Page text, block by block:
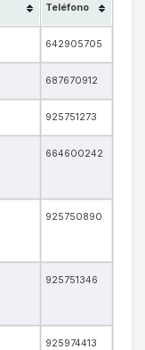
Teléfono
642905705
687670912
925751273
664600242
925750890
925751346
925974413